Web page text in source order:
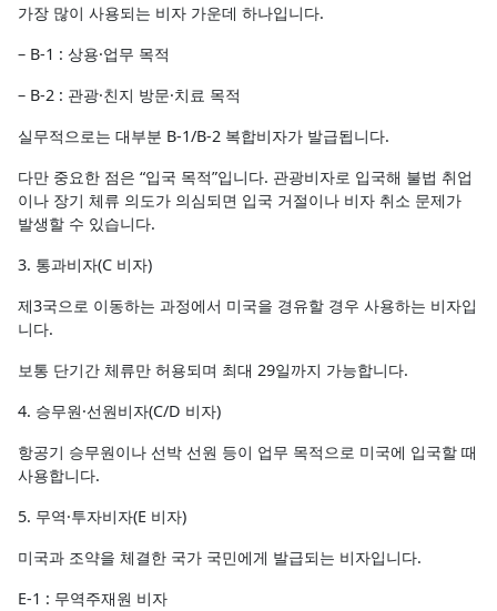
가장 많이 사용되는 비자 가운데 하나입니다.
– B-1 : 상용·업무 목적
– B-2 : 관광·친지 방문·치료 목적
실무적으로는 대부분 B-1/B-2 복합비자가 발급됩니다.
다만 중요한 점은 “입국 목적”입니다. 관광비자로 입국해 불법 취업
이나 장기 체류 의도가 의심되면 입국 거절이나 비자 취소 문제가
발생할 수 있습니다.
3. 통과비자(C 비자)
제3국으로 이동하는 과정에서 미국을 경유할 경우 사용하는 비자입
니다.
보통 단기간 체류만 허용되며 최대 29일까지 가능합니다.
4. 승무원·선원비자(C/D 비자)
항공기 승무원이나 선박 선원 등이 업무 목적으로 미국에 입국할 때
사용합니다.
5. 무역·투자비자(E 비자)
미국과 조약을 체결한 국가 국민에게 발급되는 비자입니다.
E-1 : 무역주재원 비자